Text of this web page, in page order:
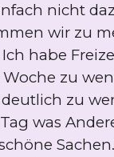
nicht
wir zu
habe
zu
zu
was